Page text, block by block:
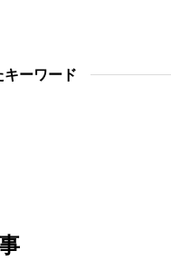
ーワード